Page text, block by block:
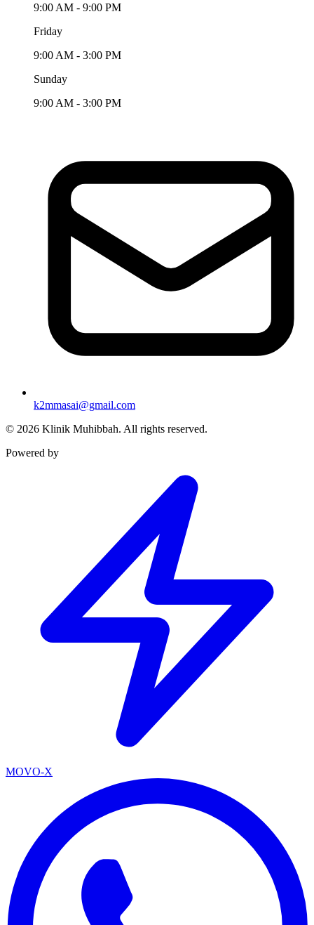
9:00 AM - 9:00 PM
Friday
9:00 AM - 3:00 PM
Sunday
9:00 AM - 3:00 PM
k2mmasai@gmail.com
© 2026 Klinik Muhibbah. All rights reserved.
Powered by
MOVO-X